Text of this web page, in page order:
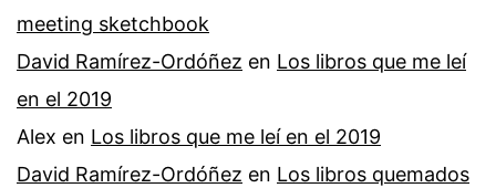
meeting sketchbook
David Ramírez-Ordóñez en Los libros que me leí
en el 2019
Alex en Los libros que me leí en el 2019
David Ramírez-Ordóñez en Los libros quemados